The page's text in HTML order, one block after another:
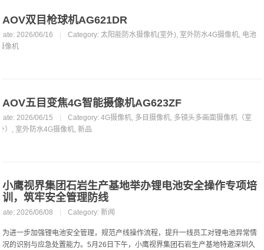
AOV双目枪球机AG621DR
2026/06/16 Category:太阳能防水摄像机(室外), 室外防水4G摄像机, 电池
像机
AOV五目变焦4G智能摄像机AG623ZF
2026/06/15 Category:4G摄像机, 多目摄像机, 多镜头多画面摄像机（室
） , 室外防水4G摄像机,新品
小鹰视界集团石岩生产基地举办锂电池安全操作专项培
训，筑牢安全管理防线
2026/06/08 Category:新闻
为进一步加强锂电池安全管理，规范产线操作流程，提升一线员工对锂电池异常情
况的识别与应急处置能力。5月26日下午，小鹰视界集团石岩生产基地特邀深圳久